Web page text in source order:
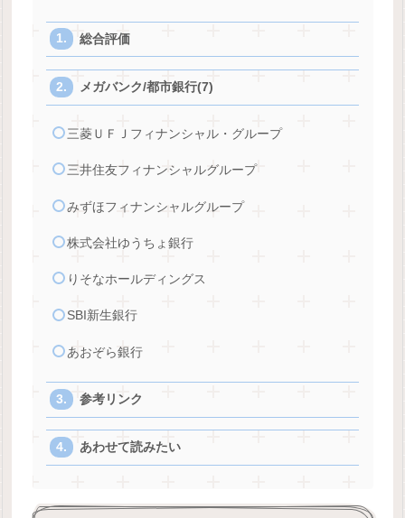
総合評価
メガバンク/都市銀行(7)
三菱ＵＦＪフィナンシャル・グループ
三井住友フィナンシャルグループ
みずほフィナンシャルグループ
株式会社ゆうちょ銀行
りそなホールディングス
SBI新生銀行
あおぞら銀行
参考リンク
あわせて読みたい